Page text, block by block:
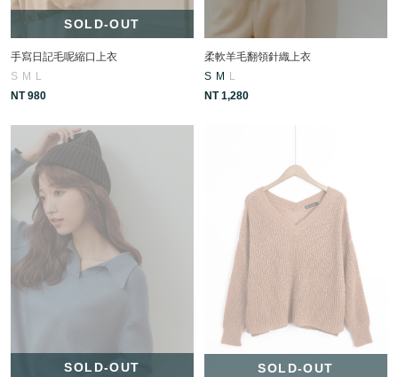
SOLD-OUT
手寫日記毛呢縮口上衣
S M
L
NT 980
柔軟羊毛翻領針織上衣
S M
L
NT 1,280
SOLD-OUT SOLD-OUT